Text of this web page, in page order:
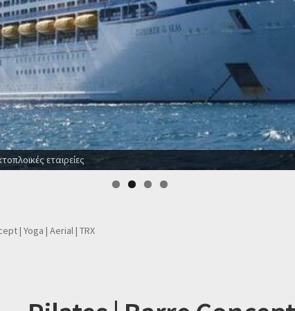
για όλο το χρόνο
| Yoga | Aerial | TRX